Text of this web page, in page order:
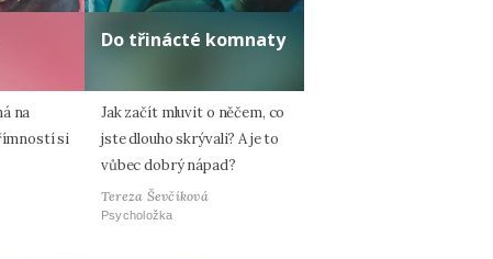
na
si
Do třinácté komnaty
Jak začít mluvit o něčem, co
jste dlouho skrývali? A je to
vůbec dobrý nápad?
Tereza Ševčíková
Psycholožka